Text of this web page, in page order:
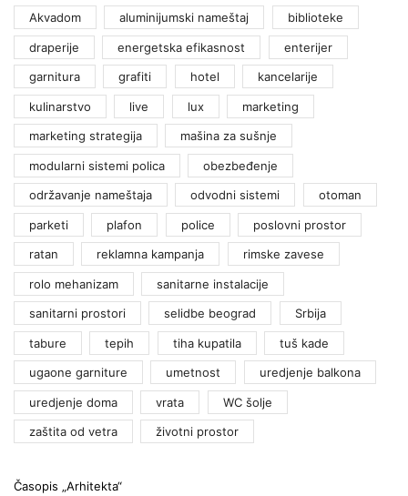
Akvadom aluminijumski nameštaj biblioteke
draperije energetska efikasnost enterijer
garnitura grafiti hotel kancelarije
kulinarstvo live lux marketing
marketing strategija mašina za sušnje
modularni sistemi polica obezbeđenje
održavanje nameštaja odvodni sistemi otoman
parketi plafon police poslovni prostor
ratan reklamna kampanja rimske zavese
rolo mehanizam sanitarne instalacije
sanitarni prostori selidbe beograd Srbija
tabure tepih tiha kupatila tuš kade
ugaone garniture umetnost uredjenje balkona
uredjenje doma vrata WC šolje
zaštita od vetra životni prostor
Časopis „Arhitekta“